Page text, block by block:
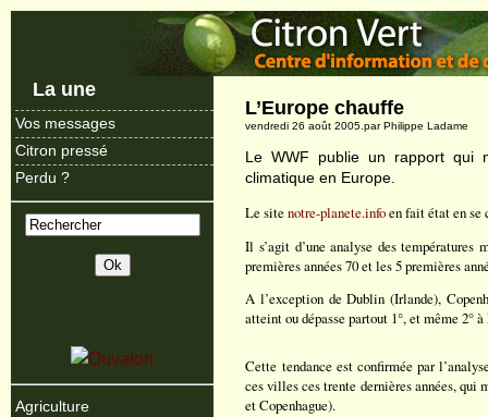
La une
Vos messages
Citron pressé
Perdu ?
Agriculture
L’Europe chauffe
vendredi 26 août 2005.par Philippe Ladame
Le WWF publie un rapport qui
climatique en Europe.
Le sitenotre-planete.infoen fait état en se
Il s’agit d’une analyse des températures
premières années 70 et les 5 premières
A l’exception de Dublin (Irlande),
atteint ou dépasse partout 1°, et même 2°
Cette tendance est confirmée par
ces villes ces trente dernières années,
et Copenhague).